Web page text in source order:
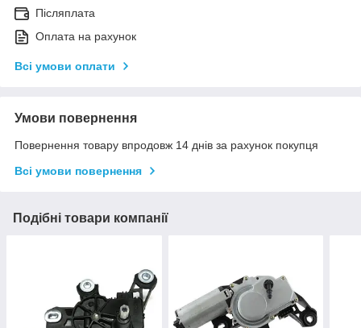
Післяплата
Оплата на рахунок
Всі умови оплати
Умови повернення
Повернення товару впродовж 14 днів за рахунок покупця
Всі умови повернення
Подібні товари компанії